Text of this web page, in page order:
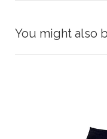
You might also